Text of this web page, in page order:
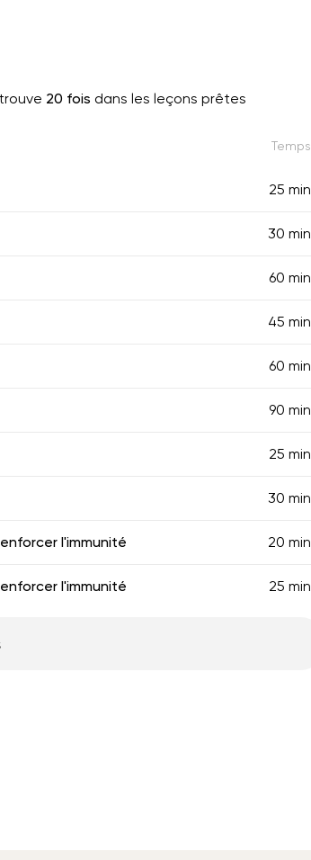
20 fois dans les leçons prêtes
Temps
25 min
30 min
60 min
45 min
60 min
90 min
25 min
30 min
l'immunité 20 min
l'immunité 25 min